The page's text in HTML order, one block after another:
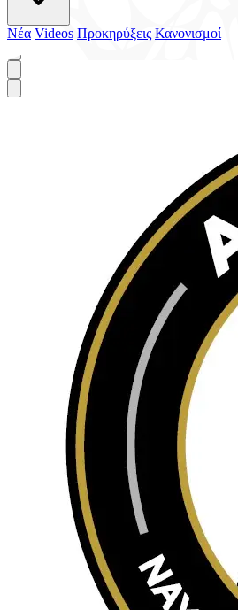
Νέα Videos Προκηρύξεις Κανονισμοί